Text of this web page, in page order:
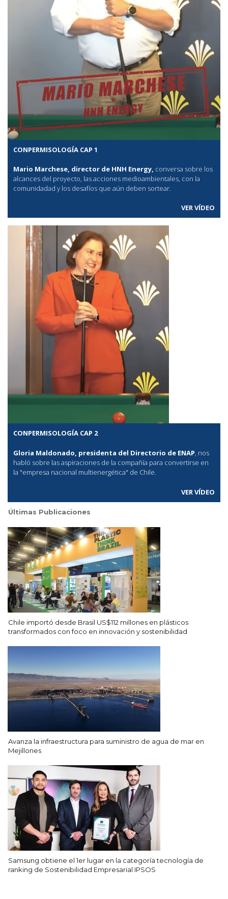
CONPERMISOLOGÍA CAP 1
Mario Marchese, director de HNH Energy, conversa sobre los
alcances del proyecto, las acciones medioambientales, con la
comunidadad y los desafíos que aún deben sortear.
VER VÍDEO
CONPERMISOLOGÍA CAP 2
Gloria Maldonado, presidenta del Directorio de ENAP , nos
habló sobre las aspiraciones de la compañía para convertirse en
la "empresa nacional multienergética" de Chile.
VER VÍDEO
Últimas Publicaciones
Chile importó desde Brasil US$112 millones en plásticos
transformados con foco en innovación y sostenibilidad
Avanza la infraestructura para suministro de agua de mar en
Mejillones
Samsung obtiene el 1er lugar en la categoría tecnología de
ranking de Sostenibilidad Empresarial IPSOS